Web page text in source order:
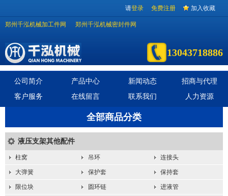
请登录 免费注册 加入收藏
郑州千泓机械加工件网 郑州千泓机械密封件网
13043718886
公司简介 产品中心 新闻动态
招商与代理
客户服务
在线留言 联系我们 人力资源
全部商品分类
液压支架其他配件
柱窝 吊环 连接头
大弹簧 保护套 保持套
限位块 圆环链 进液管